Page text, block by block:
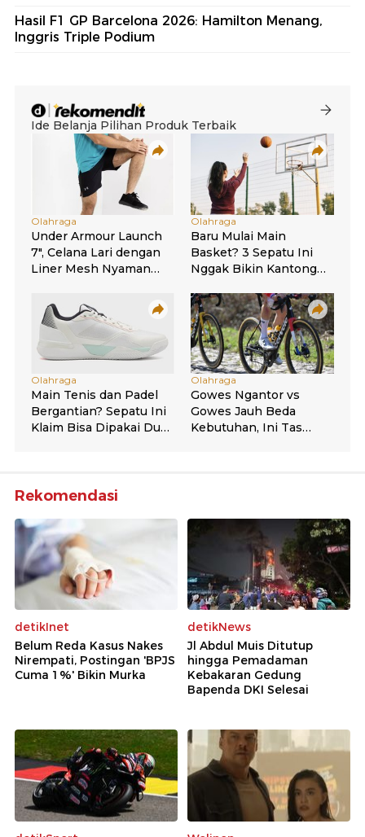
Hasil F1 GP Barcelona 2026: Hamilton Menang,
Inggris Triple Podium
Rekomendasi
detikInet
Belum Reda Kasus Nakes
Nirempati, Postingan 'BPJS
Cuma 1%' Bikin Murka
detikNews
Jl Abdul Muis Ditutup
hingga Pemadaman
Kebakaran Gedung
Bapenda DKI Selesai